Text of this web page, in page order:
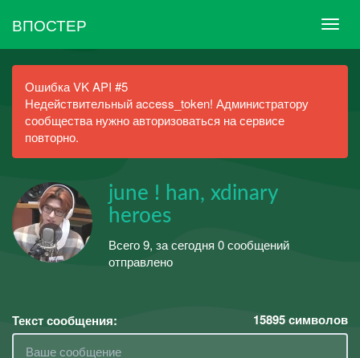
ВПОСТЕР
Ошибка VK API #5
Недействительный access_token! Администратору
сообщества нужно авторизоваться на сервисе
повторно.
june ! han, xdinary
heroes
Всего 9, за сегодня 0 сообщений
отправлено
Текст сообщения: 15895символов